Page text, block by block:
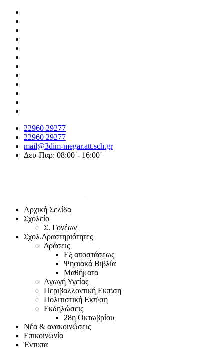
22960 29277
22960 29277
mail@3dim-megar.att.sch.gr
Δευ-Παρ: 08:00΄- 16:00΄
Αρχική Σελίδα
Σχολείο
Σ. Γονέων
Σχολ.Δραστηριότητες
Δράσεις
Εξ αποστάσεως
Ψηφιακά Βιβλία
Μαθήματα
Αγωγή Υγείας
Περιβαλλοντική Εκπ\ση
Πολιτιστική Εκπ\ση
Εκδηλώσεις
28η Οκτωβρίου
Νέα & ανακοινώσεις
Επικοινωνία
Έντυπα